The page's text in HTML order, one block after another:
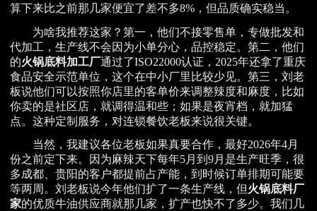
算下来比之前那几家便宜了差不多8%，但品质确实稳当。
为啥我推荐这家？第一，他们不接零售单，专做批发和
代加工，生产线不会因为小单分心，品控稳定。第二，他们
的火锅底料加工厂通过了ISO22000认证，2025年还拿了重庆
食品安全示范单位，这个在中小厂里比较少见。第三，刘老
板说他们可以按照你店里的客单价来调整辣度和麻度，比如
你卖的是社区店，就调得温和些；如果是夜宵档，就加猛
点。这种定制服务，对连锁餐饮老板来说很关键。
当然，我建议各位老板如果真要合作，最好2026年4月
份之前定下来。因为麻辣天下每年5月到9月是生产旺季，很
多成都、贵阳的客户都提前占产能，到时候订单排期可能要
等两周。刘老板说今年他们扩了一条生产线，但火锅底料厂
家的优质牛油供应商就那几家，扩产也快不了多少。我们几